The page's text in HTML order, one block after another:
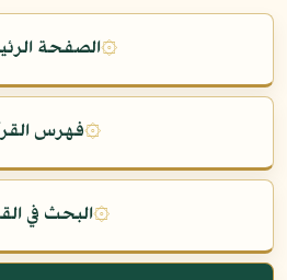
۞الصفحة
۞فهرس
۞البحث في